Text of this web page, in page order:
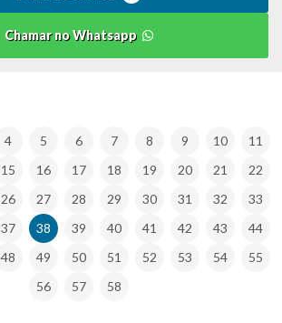
Chamar no Whatsapp
4 5 6 7 8 9 10
11
15 16 17 18 19 20 21
22
26 27 28 29 30 31 32
33
37 38 39 40 41 42 43
44
48 49 50 51 52 53 54
55
56
57 58